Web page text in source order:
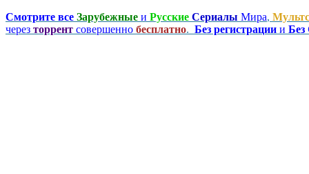
Смотрите все Зарубежные и Русские Сериалы Мира,
через торрент совершенно бесплатно. Без регистрации и